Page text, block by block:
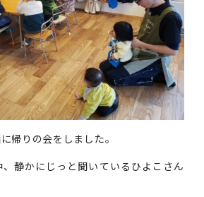
帰りの会をしました。
静かにじっと聞いているひよこさん